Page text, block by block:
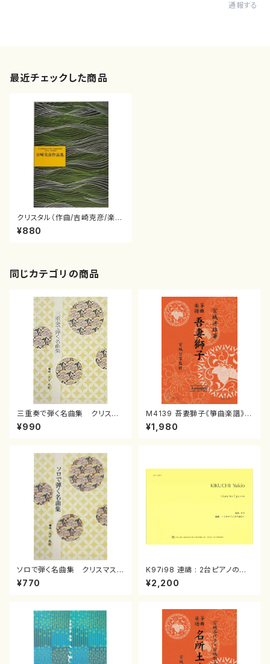
通報する
最近チェックした商品
クリスタル（作曲/吉崎克彦/楽
譜）
¥880
同じカテゴリの商品
三重奏で弾く名曲集 クリスマ
スメドレー( 箏2/大平光美 編
曲/楽譜）
¥990
M4139 吾妻獅子《箏曲楽譜》
（箏/宮城道雄著・宮城宗家監修/
箏曲古典楽譜）
¥1,980
ソロで弾く名曲集 クリスマス・
イブ／恋人がサンタクロース(
箏独奏 /大平光美 編曲/楽
¥770
K97i98 連禱 : 2台ピアノのた
めの（2 Pianos / 菊池 幸夫 /
楽譜）
¥2,200